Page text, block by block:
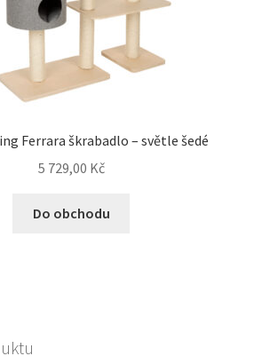
Ferrara škrabadlo – světle šedé
5 729,00 Kč
Do obchodu